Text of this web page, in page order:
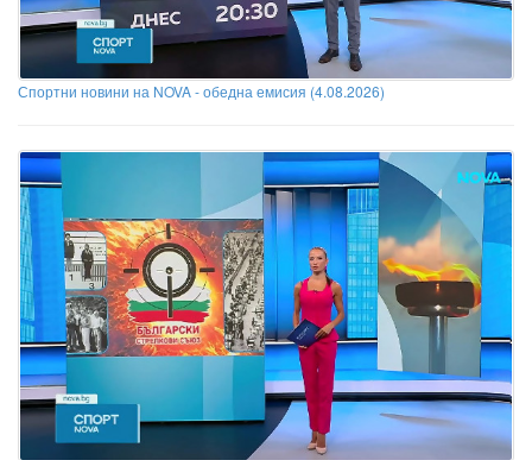
Спортни новини на NOVA - обедна емисия (4.08.2026)